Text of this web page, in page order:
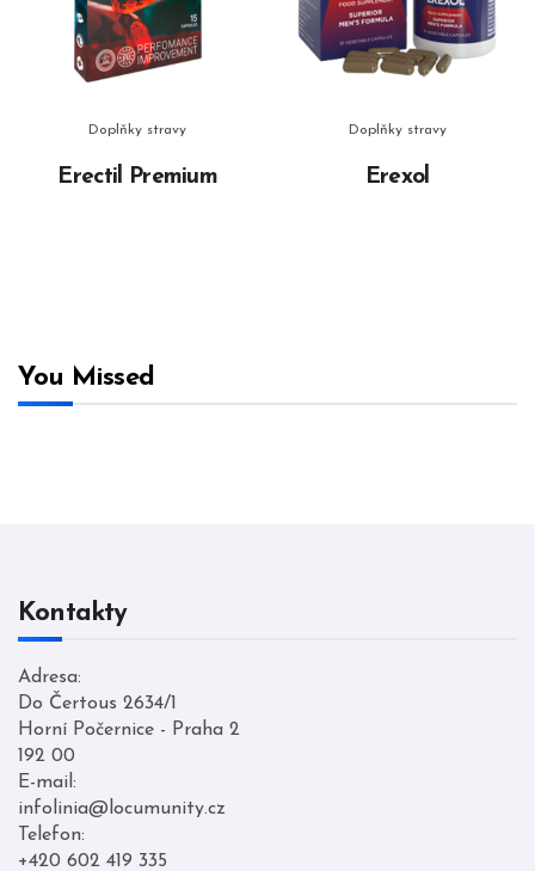
Doplňky stravy
Erectil Premium
Doplňky stravy
Erexol
You Missed
Kontakty
Adresa:
Do Čertous 2634/1
Horní Počernice - Praha 2
192 00
E-mail:
infolinia@locumunity.cz
Telefon:
+420 602 419 335